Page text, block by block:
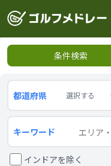
条件検索
都道府県 選択する
キーワード
インドアを除く